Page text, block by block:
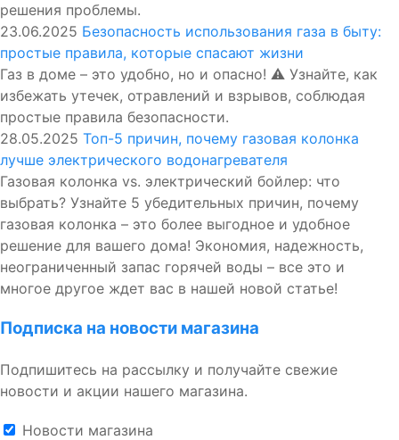
решения проблемы.
23.06.2025 Безопасность использования газа в быту:
простые правила, которые спасают жизни
Газ в доме – это удобно, но и опасно! ⚠️ Узнайте, как
избежать утечек, отравлений и взрывов, соблюдая
простые правила безопасности.
28.05.2025 Топ-5 причин, почему газовая колонка
лучше электрического водонагревателя
Газовая колонка vs. электрический бойлер: что
выбрать? Узнайте 5 убедительных причин, почему
газовая колонка – это более выгодное и удобное
решение для вашего дома! Экономия, надежность,
неограниченный запас горячей воды – все это и
многое другое ждет вас в нашей новой статье!
Подписка на новости магазина
Подпишитесь на рассылку и получайте свежие
новости и акции нашего магазина.
Новости магазина